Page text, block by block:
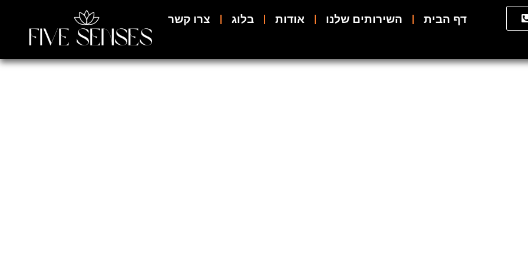
דף הבית השירותים שלנו אודות בלוג צרו קשר